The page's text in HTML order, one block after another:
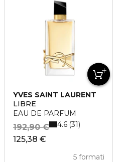
YVES SAINT LAURENT
LIBRE
EAU DE PARFUM
125,38 €
192,90 €
5 formati
4.6 31